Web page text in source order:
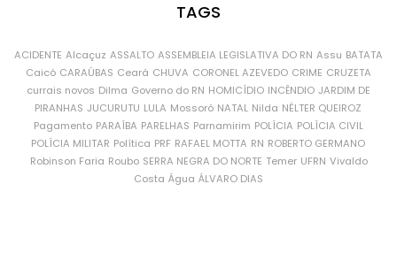
TAGS
ACIDENTE Alcaçuz ASSALTO ASSEMBLEIA LEGISLATIVA DO RN Assu BATATA
Caicó CARAÚBAS Ceará CHUVA CORONEL AZEVEDO CRIME CRUZETA
currais novos Dilma Governo do RN HOMICÍDIO INCÊNDIO JARDIM DE
PIRANHAS JUCURUTU LULA Mossoró NATAL Nilda NÉLTER QUEIROZ
Pagamento PARAÍBA PARELHAS Parnamirim POLÍCIA POLÍCIA CIVIL
POLÍCIA MILITAR Política PRF RAFAEL MOTTA RN ROBERTO GERMANO
Robinson Faria Roubo SERRA NEGRA DO NORTE Temer UFRN Vivaldo
Costa Água ÁLVARO DIAS